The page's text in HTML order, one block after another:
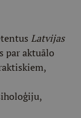
Latvijas
par aktuālo